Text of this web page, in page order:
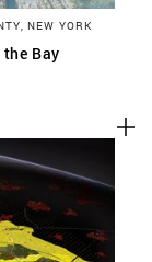
NEW YORK
Bay